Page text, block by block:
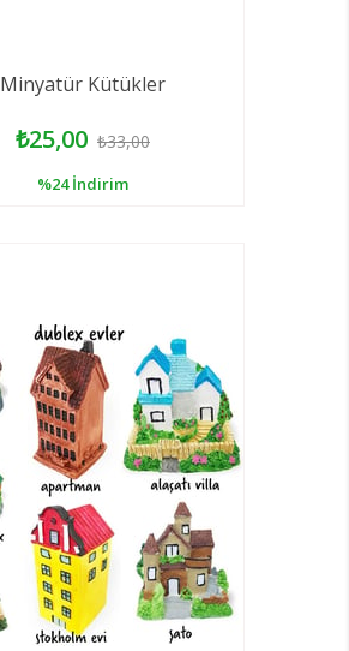
Minyatür Kütükler
₺25,00 ₺33,00
%24 İndirim